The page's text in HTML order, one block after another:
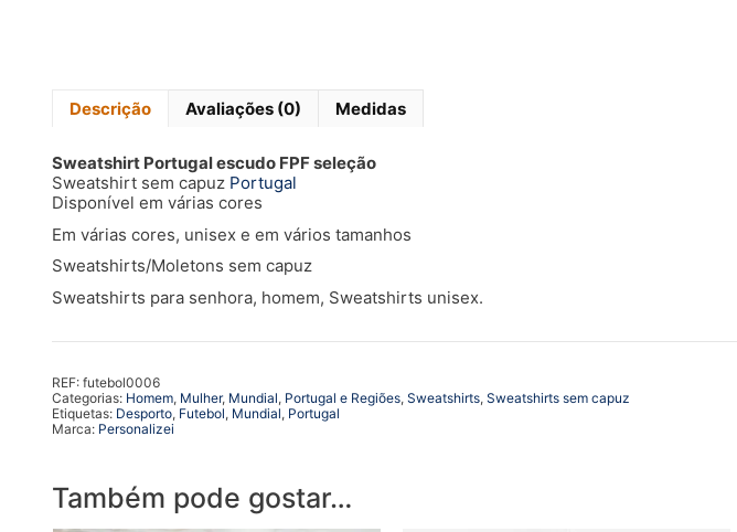
Descrição Avaliações (0) Medidas
Sweatshirt Portugal escudo FPF seleção
Sweatshirt sem capuz Portugal
Disponível em várias cores
Em várias cores, unisex e em vários tamanhos
Sweatshirts/Moletons sem capuz
Sweatshirts para senhora, homem, Sweatshirts unisex.
REF: futebol0006
Categorias: Homem, Mulher, Mundial, Portugal e Regiões, Sweatshirts, Sweatshirts sem capuz
Etiquetas: Desporto, Futebol, Mundial, Portugal
Marca: Personalizei
Também pode gostar…